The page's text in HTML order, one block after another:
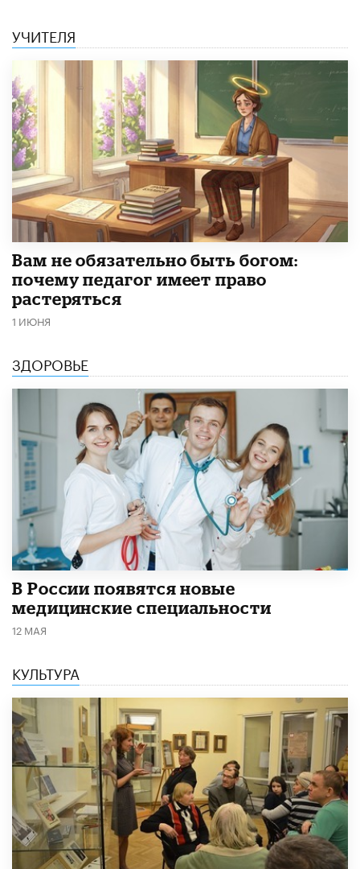
УЧИТЕЛЯ
​Вам не обязательно быть богом:
почему педагог имеет право
растеряться
1 ИЮНЯ
ЗДОРОВЬЕ
В России появятся новые
медицинские специальности
12 МАЯ
КУЛЬТУРА